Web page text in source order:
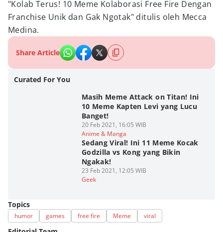
"Kolab Terus! 10 Meme Kolaborasi Free Fire Dengan
Franchise Unik dan Gak Ngotak" ditulis oleh Mecca
Medina.
Share Article
Curated For You
Masih Meme Attack on Titan! Ini
10 Meme Kapten Levi yang Lucu
Banget!
20 Feb 2021, 16:05 WIB
Anime & Manga
Sedang Viral! Ini 11 Meme Kocak
Godzilla vs Kong yang Bikin
Ngakak!
23 Feb 2021, 12:05 WIB
Geek
Topics
humor games free fire Meme viral